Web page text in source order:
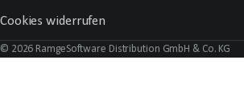
Cookies widerrufen
© 2026 RamgeSoftware Distribution GmbH & Co. KG